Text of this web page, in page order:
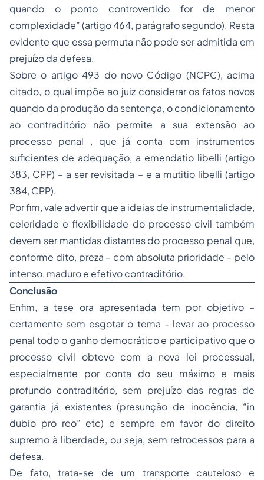
quando o ponto controvertido for de menor
complexidade” (artigo 464, parágrafo segundo). Resta
evidente que essa permuta não pode ser admitida em
prejuízo da defesa.
Sobre o artigo 493 do novo Código (NCPC), acima
citado, o qual impõe ao juiz considerar os fatos novos
quando da produção da sentença, o condicionamento
ao contraditório não permite a sua extensão ao
processo penal , que já conta com instrumentos
suficientes de adequação, a emendatio libelli (artigo
383, CPP) – a ser revisitada – e a mutitio libelli (artigo
384, CPP).
Por fim, vale advertir que a ideias de instrumentalidade,
celeridade e flexibilidade do processo civil também
devem ser mantidas distantes do processo penal que,
conforme dito, preza – com absoluta prioridade – pelo
intenso, maduro e efetivo contraditório.
Conclusão
Enfim, a tese ora apresentada tem por objetivo –
certamente sem esgotar o tema - levar ao processo
penal todo o ganho democrático e participativo que o
processo civil obteve com a nova lei processual,
especialmente por conta do seu máximo e mais
profundo contraditório, sem prejuízo das regras de
garantia já existentes (presunção de inocência, “in
dubio pro reo” etc) e sempre em favor do direito
supremo à liberdade, ou seja, sem retrocessos para a
defesa.
De fato, trata-se de um transporte cauteloso e